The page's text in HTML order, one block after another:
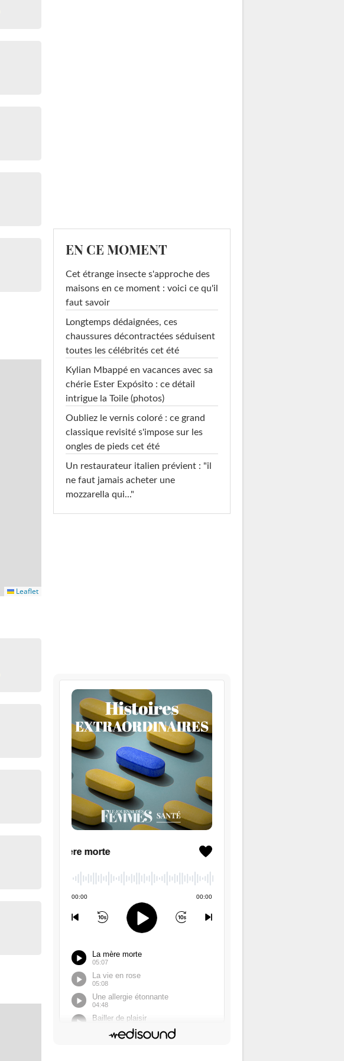
Leaflet
EN CE MOMENT
Cet étrange insecte s'approche des
maisons en ce moment : voici ce qu'il
faut savoir
Longtemps dédaignées, ces
chaussures décontractées séduisent
toutes les célébrités cet été
Kylian Mbappé en vacances avec sa
chérie Ester Expósito : ce détail
intrigue la Toile (photos)
Oubliez le vernis coloré : ce grand
classique revisité s'impose sur les
ongles de pieds cet été
Un restaurateur italien prévient : "il
ne faut jamais acheter une
mozzarella qui..."